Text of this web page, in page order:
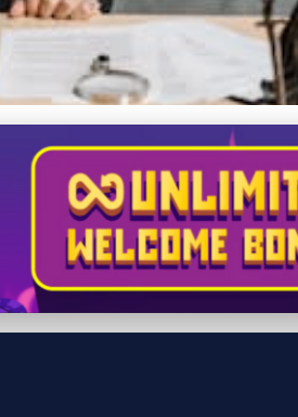
chybám